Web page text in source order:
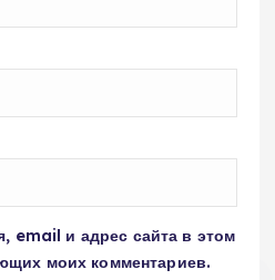
email и адрес сайта в этом
моих комментариев.